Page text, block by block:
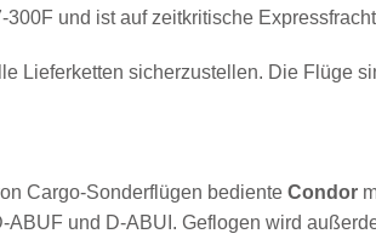
und ist auf zeitkritische
Lieferketten sicherzustellen. Die Flüge
Cargo-Sonderflügen bediente Condor
und D-ABUI. Geflogen wird